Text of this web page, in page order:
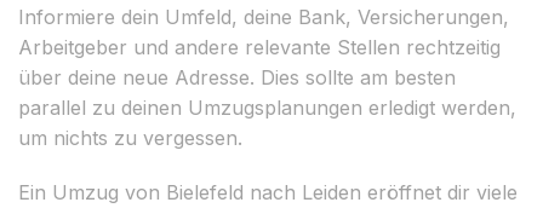
Informiere dein Umfeld, deine Bank, Versicherungen,
Arbeitgeber und andere relevante Stellen rechtzeitig
über deine neue Adresse. Dies sollte am besten
parallel zu deinen Umzugsplanungen erledigt werden,
um nichts zu vergessen.
Ein Umzug von Bielefeld nach Leiden eröffnet dir viele